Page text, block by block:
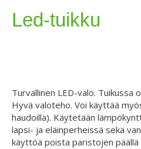
Led-tuikku
Turvallinen LED-valo. Tuikussa
Hyvä valoteho. Voi käyttää
haudoilla). Käytetään
lapsi- ja eläinperheissä sekä
käyttöä poista paristojen päällä